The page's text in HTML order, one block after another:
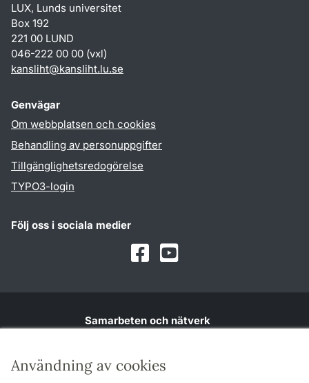
Användning av cookies
LUX, Lunds universitet
Box 192
221 00 LUND
046-222 00 00 (vxl)
kansliht@kansliht.lu.se
Genvägar
Om webbplatsen och cookies
Behandling av personuppgifter
Tillgänglighetsredogörelse
TYPO3-login
Följ oss i sociala medier
Facebook
Youtube
Samarbeten och nätverk